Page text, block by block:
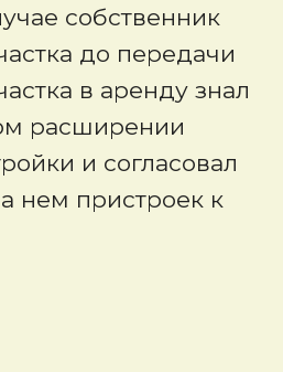
собственник
до передачи
в аренду знал
расширении
и согласовал
нем пристроек к